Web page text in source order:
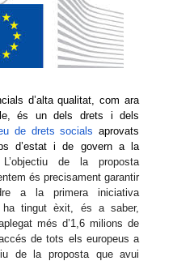
d’alta qualitat, com ara
és un dels drets i dels
de drets socials aprovats
d’estat i de govern a la
L’objectiu de la proposta
és precisament garantir
a la primera iniciativa
ha tingut èxit, és a saber,
més d’1,6 milions de
de tots els europeus a
de la proposta que avui